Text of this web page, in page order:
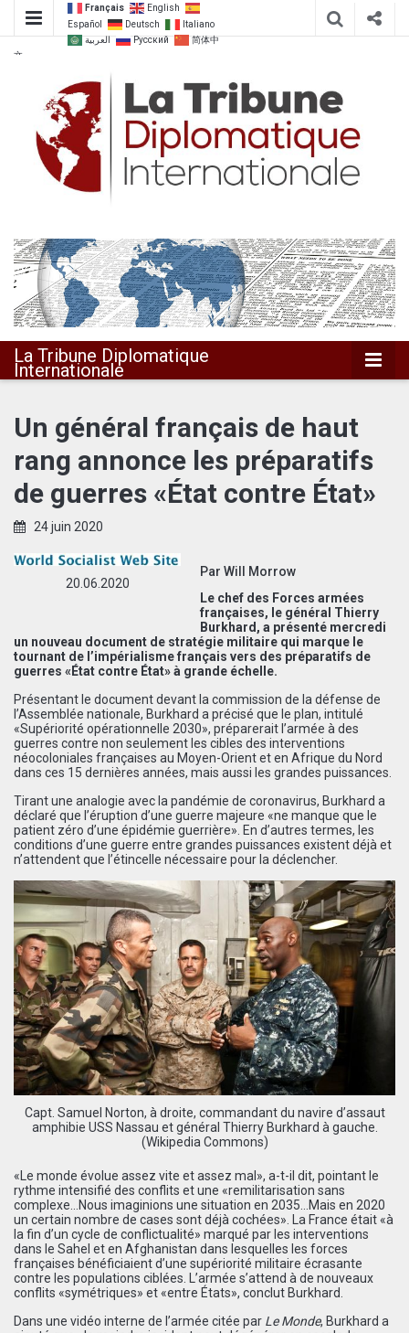
Français
English
Español
Deutsch
Italiano
العربية
Русский
简体中
文
La Tribune
Diplomatique
Internationale
La Tribune Diplomatique
Internationale
Un général français de haut
rang annonce les préparatifs
de guerres «État contre État»
24 juin 2020
20.06.2020
Par Will Morrow
Le chef des Forces armées
françaises, le général Thierry
Burkhard, a présenté mercredi
un nouveau document de stratégie militaire qui marque le
tournant de l’impérialisme français vers des préparatifs de
guerres «État contre État» à grande échelle.
Présentant le document devant la commission de la défense de
l’Assemblée nationale, Burkhard a précisé que le plan, intitulé
«Supériorité opérationnelle 2030», préparerait l’armée à des
guerres contre non seulement les cibles des interventions
néocoloniales françaises au Moyen-Orient et en Afrique du Nord
dans ces 15 dernières années, mais aussi les grandes puissances.
Tirant une analogie avec la pandémie de coronavirus, Burkhard a
déclaré que l’éruption d’une guerre majeure «ne manque que le
patient zéro d’une épidémie guerrière». En d’autres termes, les
conditions d’une guerre entre grandes puissances existent déjà et
n’attendent que l’étincelle nécessaire pour la déclencher.
Capt. Samuel Norton, à droite, commandant du navire d’assaut
amphibie USS Nassau et général Thierry Burkhard à gauche.
(Wikipedia Commons)
«Le monde évolue assez vite et assez mal», a-t-il dit, pointant le
rythme intensifié des conflits et une «remilitarisation sans
complexe…Nous imaginions une situation en 2035…Mais en 2020
un certain nombre de cases sont déjà cochées». La France était «à
la fin d’un cycle de conflictualité» marqué par les interventions
dans le Sahel et en Afghanistan dans lesquelles les forces
françaises bénéficiaient d’une supériorité militaire écrasante
contre les populations ciblées. L’armée s’attend à de nouveaux
conflits «symétriques» et «entre États», conclut Burkhard.
Dans une vidéo interne de l’armée citée par Le Monde, Burkhard a